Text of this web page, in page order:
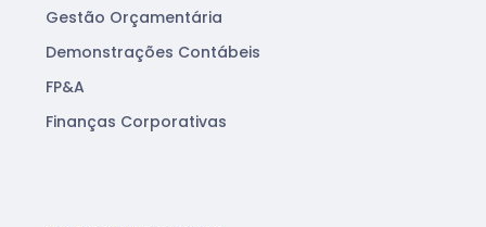
Gestão Orçamentária
Demonstrações Contábeis
FP&A
Finanças Corporativas